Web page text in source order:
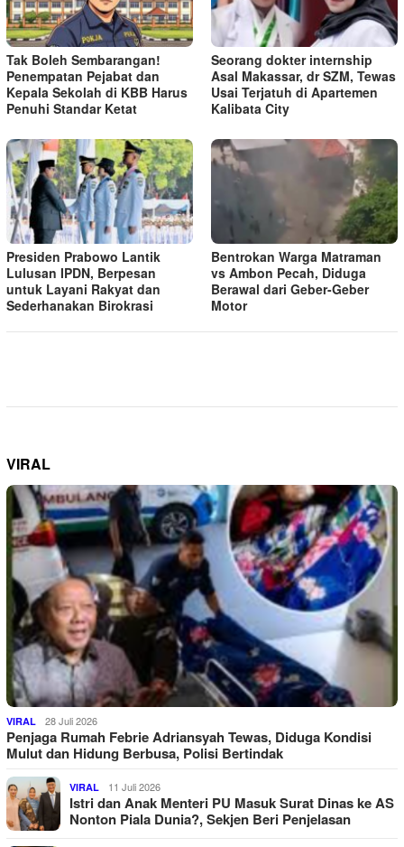
Tak Boleh Sembarangan!
Penempatan Pejabat dan
Kepala Sekolah di KBB Harus
Penuhi Standar Ketat ​
Seorang dokter internship
Asal Makassar, dr SZM, Tewas
Usai Terjatuh di Apartemen
Kalibata City
Presiden Prabowo Lantik
Lulusan IPDN, Berpesan
untuk Layani Rakyat dan
Sederhanakan Birokrasi
Bentrokan Warga Matraman
vs Ambon Pecah, Diduga
Berawal dari Geber-Geber
Motor
VIRAL
VIRAL 28 Juli 2026
Penjaga Rumah Febrie Adriansyah Tewas, Diduga Kondisi
Mulut dan Hidung Berbusa, Polisi Bertindak
VIRAL 11 Juli 2026
Istri dan Anak Menteri PU Masuk Surat Dinas ke AS
Nonton Piala Dunia?, Sekjen Beri Penjelasan